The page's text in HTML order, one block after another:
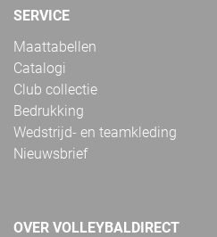
SERVICE
Maattabellen
Catalogi
Club collectie
Bedrukking
Wedstrijd- en teamkleding
Nieuwsbrief
OVER VOLLEYBALDIRECT